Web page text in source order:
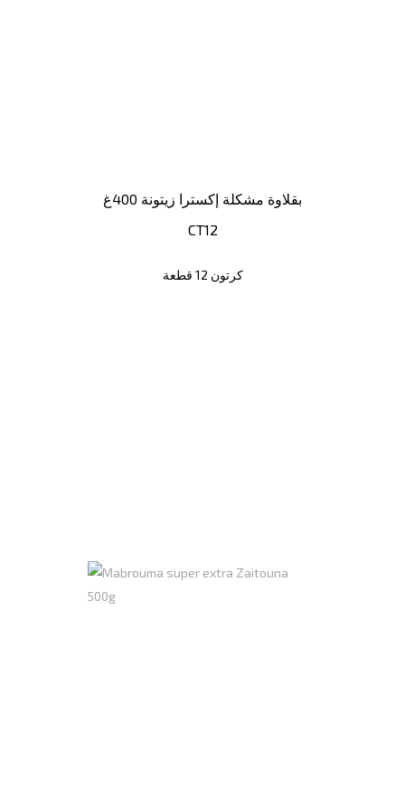
بقلاوة مشكلة إكسترا زيتونة 400غ
CT12
كرتون 12 قطعة